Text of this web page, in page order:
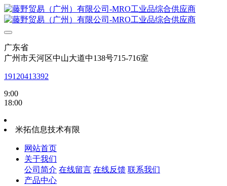
广东省
广州市天河区中山大道中138号715-716室
19120413392
9:00
18:00
米拓信息技术有限
网站首页
关于我们
公司简介 在线留言 在线反馈 联系我们
产品中心